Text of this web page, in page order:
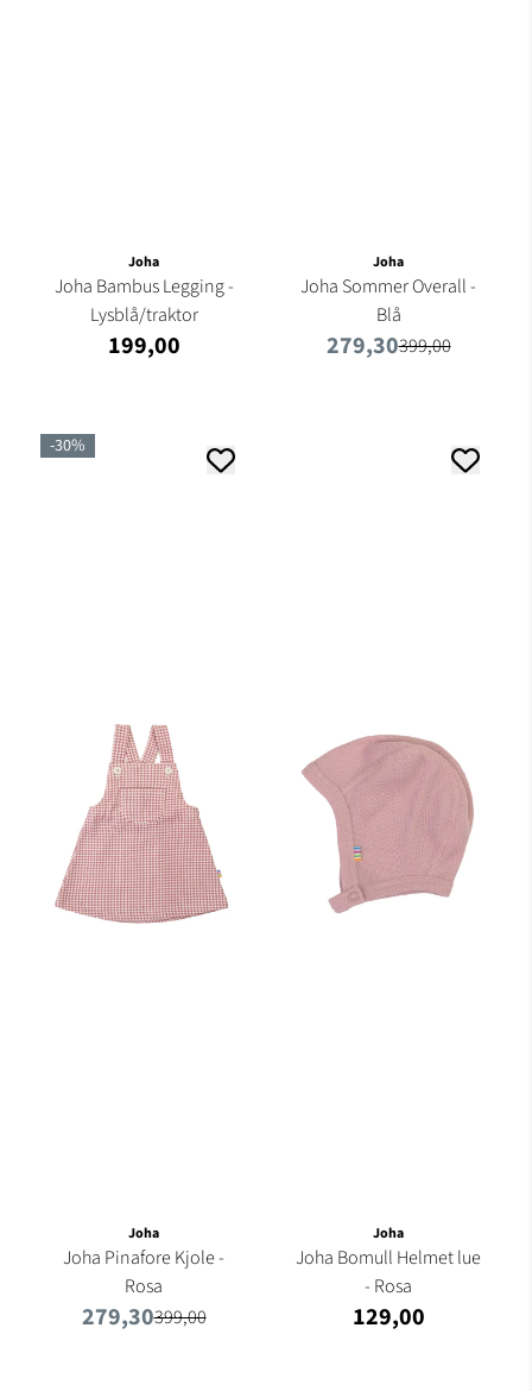
Joha
Joha Bambus Legging -
Lysblå/traktor
199,00
Joha
Joha Sommer Overall -
Blå
279,30399,00
-30%
Joha
Joha Pinafore Kjole -
Rosa
279,30399,00
Joha
Joha Bomull Helmet lue
- Rosa
129,00